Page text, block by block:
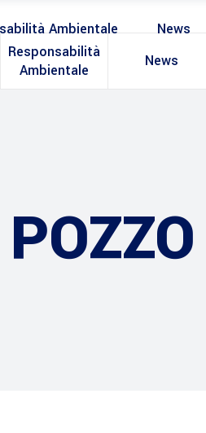
Responsabilità
Ambientale
News
Ambientale News